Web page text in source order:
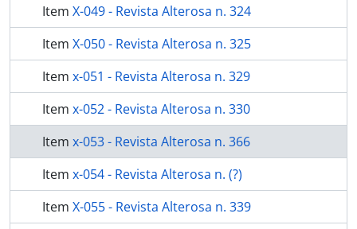
Item X-049 - Revista Alterosa n. 324
Item X-050 - Revista Alterosa n. 325
Item x-051 - Revista Alterosa n. 329
Item x-052 - Revista Alterosa n. 330
Item x-053 - Revista Alterosa n. 366
Item x-054 - Revista Alterosa n. (?)
Item X-055 - Revista Alterosa n. 339